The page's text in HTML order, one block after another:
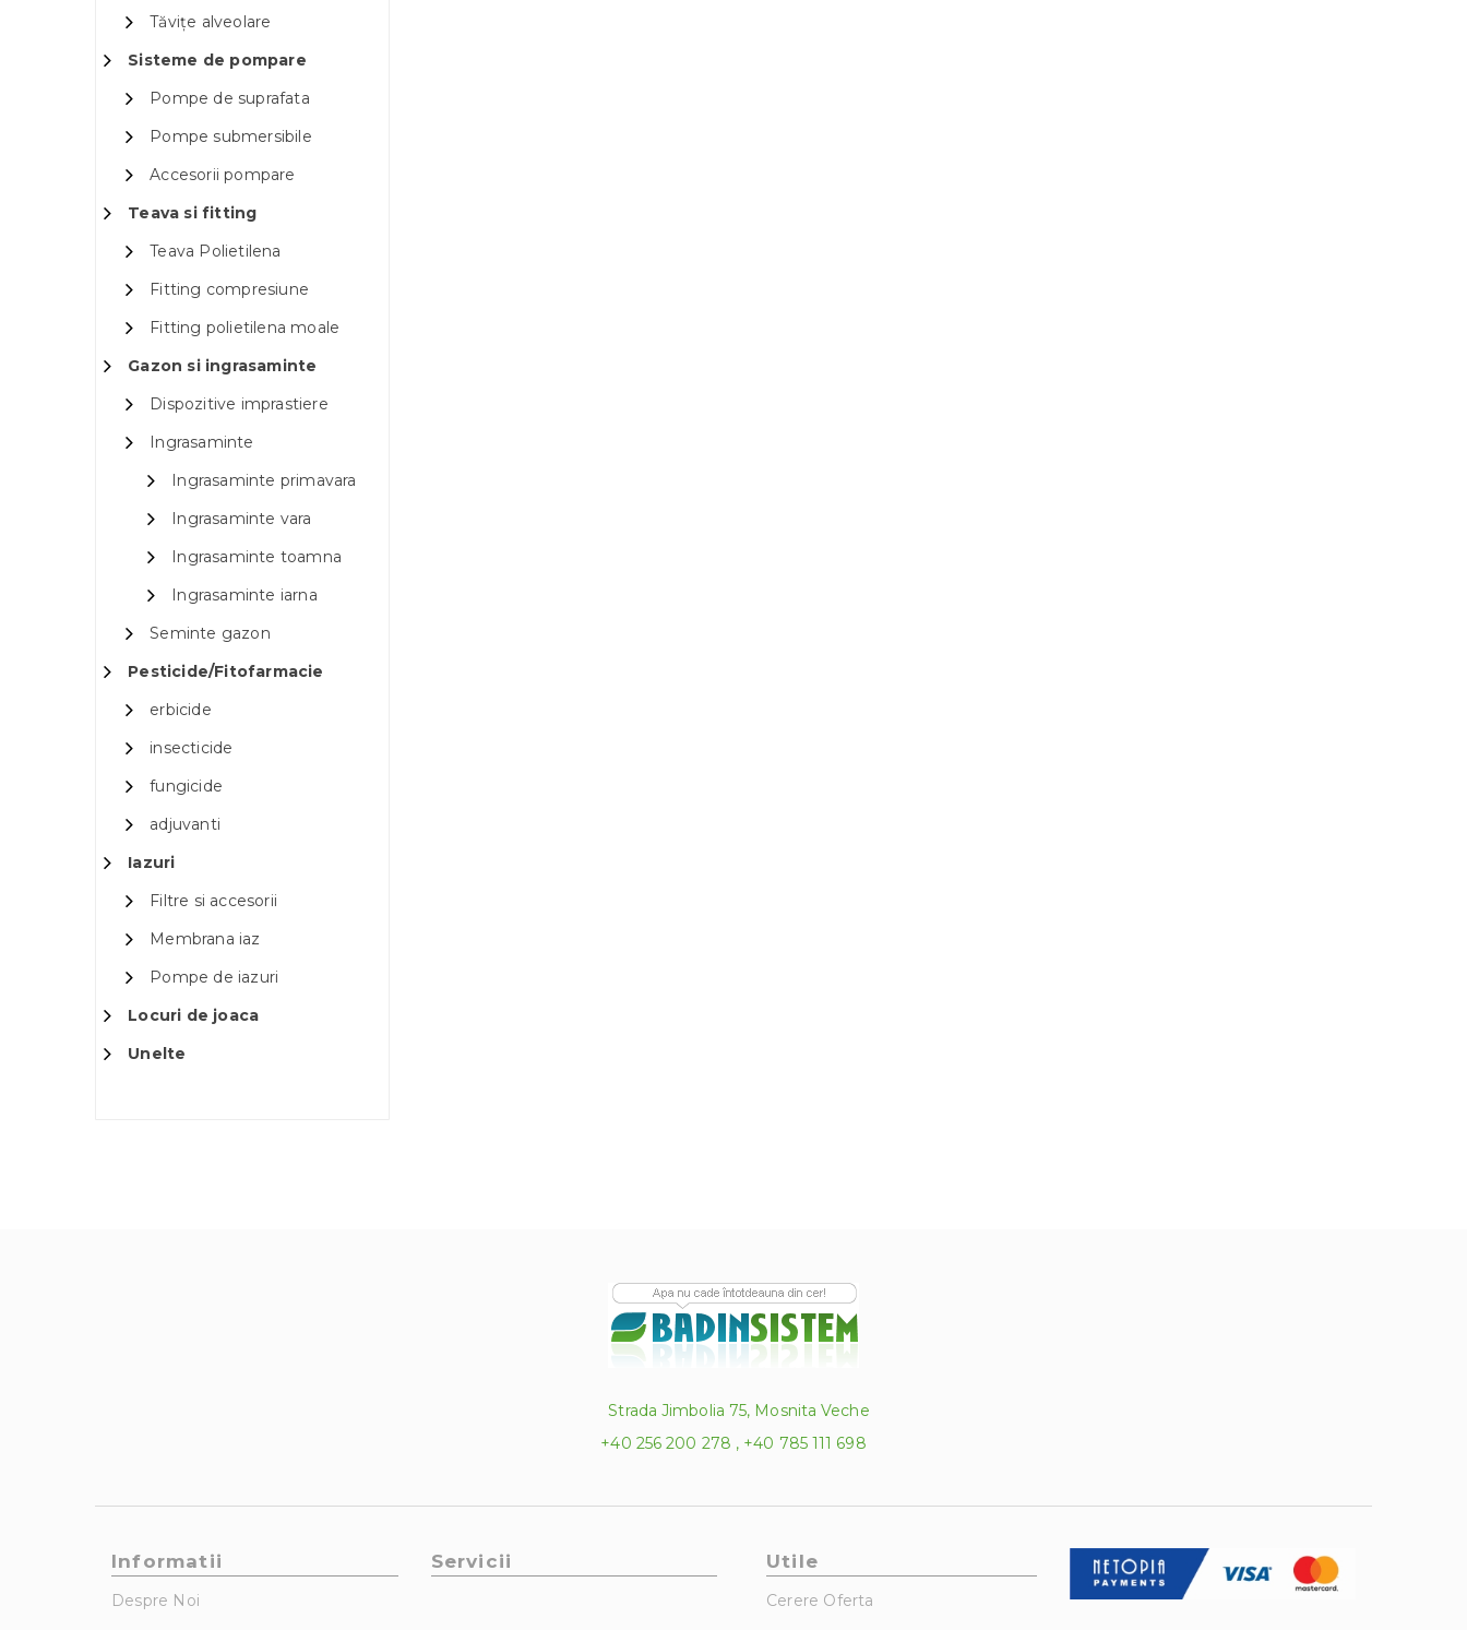
Tăvițe alveolare
Sisteme de pompare
Pompe de suprafata
Pompe submersibile
Accesorii pompare
Teava si fitting
Teava Polietilena
Fitting compresiune
Fitting polietilena moale
Gazon si ingrasaminte
Dispozitive imprastiere
Ingrasaminte
Ingrasaminte primavara
Ingrasaminte vara
Ingrasaminte toamna
Ingrasaminte iarna
Seminte gazon
Pesticide/Fitofarmacie
erbicide
insecticide
fungicide
adjuvanti
Iazuri
Filtre si accesorii
Membrana iaz
Pompe de iazuri
Locuri de joaca
Unelte
Strada Jimbolia 75, Mosnita Veche
+40 256 200 278 , +40 785 111 698
Informatii
Despre Noi
Servicii Utile
Cerere Oferta